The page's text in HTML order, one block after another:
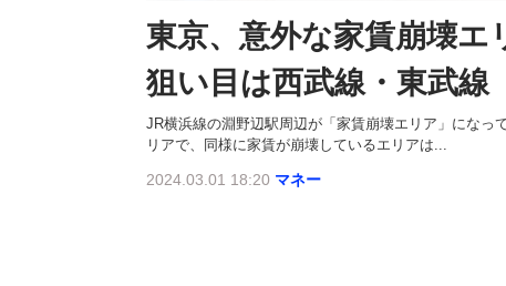
東京、意外な家賃崩壊エ
狙い目は西武線・東武線
JR横浜線の淵野辺駅周辺が「家賃崩壊エリア」になっ
リアで、同様に家賃が崩壊しているエリアは...
2024.03.01 18:20 マネー